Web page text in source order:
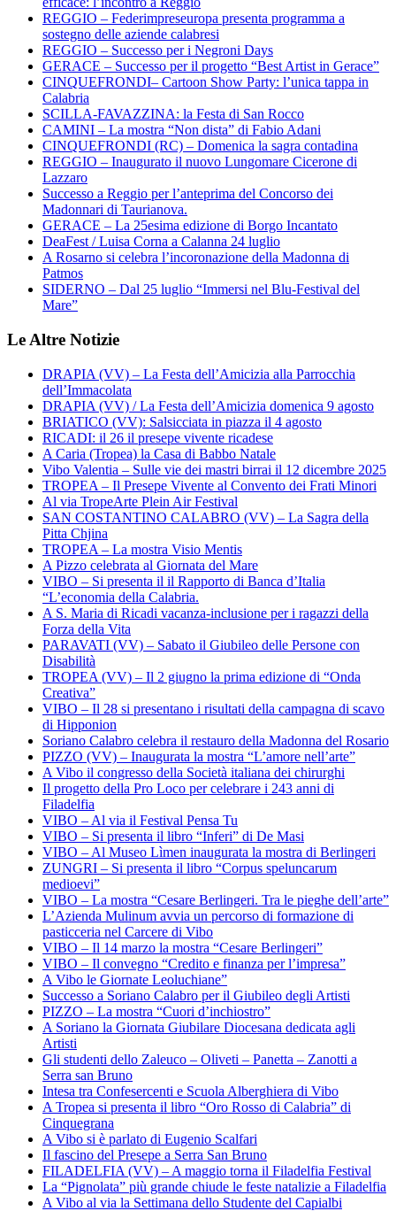
REGGIO – Federimpreseuropa presenta programma a
sostegno delle aziende calabresi
REGGIO – Successo per i Negroni Days
GERACE – Successo per il progetto “Best Artist in Gerace”
CINQUEFRONDI– Cartoon Show Party: l’unica tappa in
Calabria
SCILLA-FAVAZZINA: la Festa di San Rocco
CAMINI – La mostra “Non dista” di Fabio Adani
CINQUEFRONDI (RC) – Domenica la sagra contadina
REGGIO – Inaugurato il nuovo Lungomare Cicerone di
Lazzaro
Successo a Reggio per l’anteprima del Concorso dei
Madonnari di Taurianova.
GERACE – La 25esima edizione di Borgo Incantato
DeaFest / Luisa Corna a Calanna 24 luglio
A Rosarno si celebra l’incoronazione della Madonna di
Patmos
SIDERNO – Dal 25 luglio “Immersi nel Blu-Festival del
Mare”
Le Altre Notizie
DRAPIA (VV) – La Festa dell’Amicizia alla Parrocchia
dell’Immacolata
DRAPIA (VV) / La Festa dell’Amicizia domenica 9 agosto
BRIATICO (VV): Salsicciata in piazza il 4 agosto
RICADI: il 26 il presepe vivente ricadese
A Caria (Tropea) la Casa di Babbo Natale
Vibo Valentia – Sulle vie dei mastri birrai il 12 dicembre 2025
TROPEA – Il Presepe Vivente al Convento dei Frati Minori
Al via TropeArte Plein Air Festival
SAN COSTANTINO CALABRO (VV) – La Sagra della
Pitta Chjina
TROPEA – La mostra Visio Mentis
A Pizzo celebrata al Giornata del Mare
VIBO – Si presenta il il Rapporto di Banca d’Italia
“L’economia della Calabria.
A S. Maria di Ricadi vacanza-inclusione per i ragazzi della
Forza della Vita
PARAVATI (VV) – Sabato il Giubileo delle Persone con
Disabilità
TROPEA (VV) – Il 2 giugno la prima edizione di “Onda
Creativa”
VIBO – Il 28 si presentano i risultati della campagna di scavo
di Hipponion
Soriano Calabro celebra il restauro della Madonna del Rosario
PIZZO (VV) – Inaugurata la mostra “L’amore nell’arte”
A Vibo il congresso della Società italiana dei chirurghi
Il progetto della Pro Loco per celebrare i 243 anni di
Filadelfia
VIBO – Al via il Festival Pensa Tu
VIBO – Si presenta il libro “Inferi” di De Masi
VIBO – Al Museo Lìmen inaugurata la mostra di Berlingeri
ZUNGRI – Si presenta il libro “Corpus speluncarum
medioevi”
VIBO – La mostra “Cesare Berlingeri. Tra le pieghe dell’arte”
L’Azienda Mulinum avvia un percorso di formazione di
pasticceria nel Carcere di Vibo
VIBO – Il 14 marzo la mostra “Cesare Berlingeri”
VIBO – Il convegno “Credito e finanza per l’impresa”
A Vibo le Giornate Leoluchiane”
Successo a Soriano Calabro per il Giubileo degli Artisti
PIZZO – La mostra “Cuori d’inchiostro”
A Soriano la Giornata Giubilare Diocesana dedicata agli
Artisti
Gli studenti dello Zaleuco – Oliveti – Panetta – Zanotti a
Serra san Bruno
Intesa tra Confesercenti e Scuola Alberghiera di Vibo
A Tropea si presenta il libro “Oro Rosso di Calabria” di
Cinquegrana
A Vibo si è parlato di Eugenio Scalfari
Il fascino del Presepe a Serra San Bruno
FILADELFIA (VV) – A maggio torna il Filadelfia Festival
La “Pignolata” più grande chiude le feste natalizie a Filadelfia
A Vibo al via la Settimana dello Studente del Capialbi